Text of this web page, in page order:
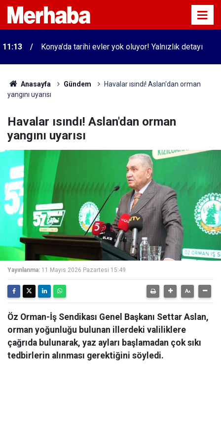
11:13 Konya'da tarihi evler yok oluyor! Yalnızlık detayı
Anasayfa Gündem
Havalar ısındı! Aslan'dan orman
yangını uyarısı
Havalar ısındı! Aslan'dan orman
yangını uyarısı
Yayınlanma: 11 Mayıs 2026 Pazartesi 15:49
Öz Orman-İş Sendikası Genel Başkanı Settar Aslan,
orman yoğunluğu bulunan illerdeki valiliklere
çağrıda bulunarak, yaz ayları başlamadan çok sıkı
tedbirlerin alınması gerektiğini söyledi.